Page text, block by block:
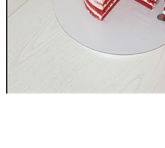
градусов Цельсия режим верх низ
30 минут. Готовность проверяю
ИНГРЕДИЕНТЫ Для КРЕМА ЧИЗ на
количество коржей 600 гр
Альметте 1 пакетик ванильного
экспресс крем с МАСКАРПОНЕ для